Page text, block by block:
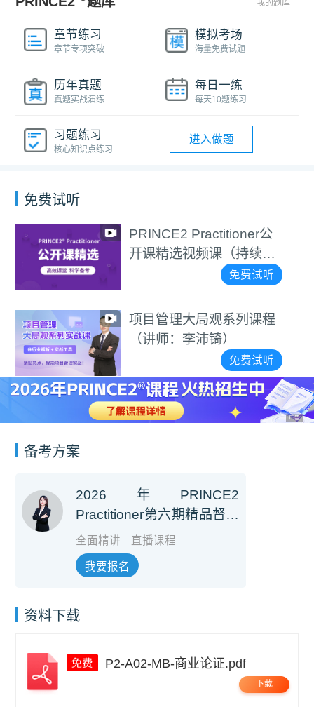
我的题库
章节练习
章节专项突破
模拟考场
海量免费试题
历年真题
真题实战演练
每日一练
每天10题练习
习题练习
核心知识点练习
进入做题
免费试听
PRINCE2 Practitioner公
开课精选视频课（持续更
免费试听
项目管理大局观系列课程
（讲师：李沛锜）
免费试听
广告
备考方案
2026年PRINCE2
Practitioner第六期精品督学
班【第七版】（培训费+考
试费）
全面精讲 直播课程
我要报名
资料下载
P2-A02-MB-商业论证.pdf
下载